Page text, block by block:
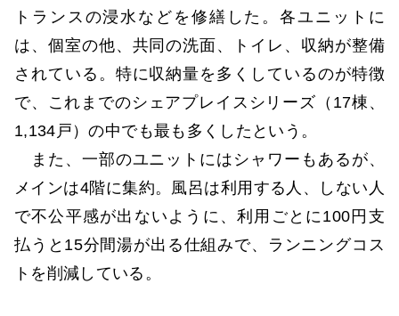
トランスの浸水などを修繕した。各ユニットに
は、個室の他、共同の洗面、トイレ、収納が整備
されている。特に収納量を多くしているのが特徴
で、これまでのシェアプレイスシリーズ（17棟、
1,134戸）の中でも最も多くしたという。
また、一部のユニットにはシャワーもあるが、
メインは4階に集約。風呂は利用する人、しない人
で不公平感が出ないように、利用ごとに100円支
払うと15分間湯が出る仕組みで、ランニングコス
トを削減している。